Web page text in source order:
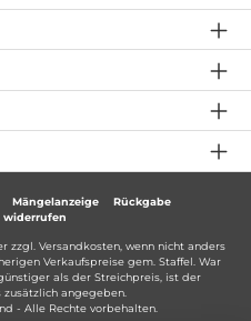
Mängelanzeige
Rückgabe
widerrufen
zzgl. Versandkosten, wenn nicht anders
Verkaufspreise gem. Staffel. War
als der Streichpreis, ist der
angegeben.
- Alle Rechte vorbehalten.